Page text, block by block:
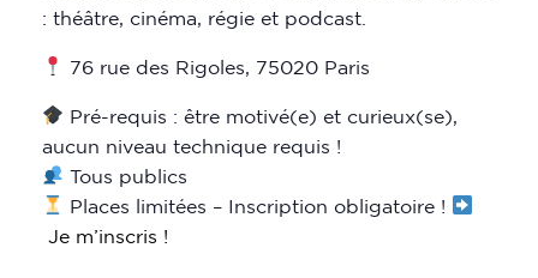
: théâtre, cinéma, régie et podcast.
76 rue des Rigoles, 75020 Paris
Pré-requis : être motivé(e) et curieux(se),
aucun niveau technique requis !
Tous publics
Places limitées – Inscription obligatoire !
Je m’inscris !